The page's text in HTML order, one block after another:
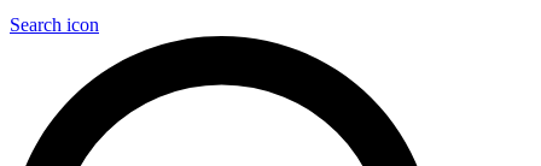
Search icon